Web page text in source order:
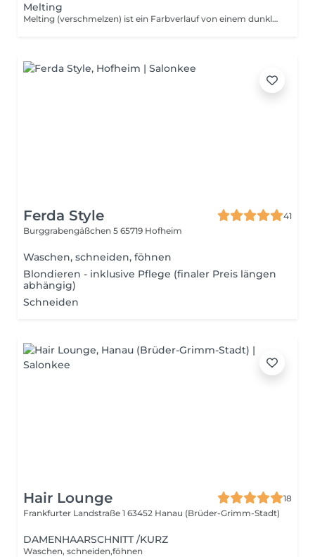
Melting
Melting (verschmelzen) ist ein Farbverlauf von einem dunkleren Ton am Ansatz und heller werdenden Längen und Spitzen. Vorrausetzung dafür sind Strähnen oder eine Balayage.
Ferda Style
41
Burggrabengäßchen 5 65719 Hofheim
Waschen, schneiden, föhnen
Blondieren - inklusive Pflege (finaler Preis längen
abhängig)
Schneiden
Hair Lounge
18
Frankfurter Landstraße 1 63452 Hanau (Brüder-Grimm-Stadt)
DAMENHAARSCHNITT /KURZ
Waschen, schneiden,föhnen